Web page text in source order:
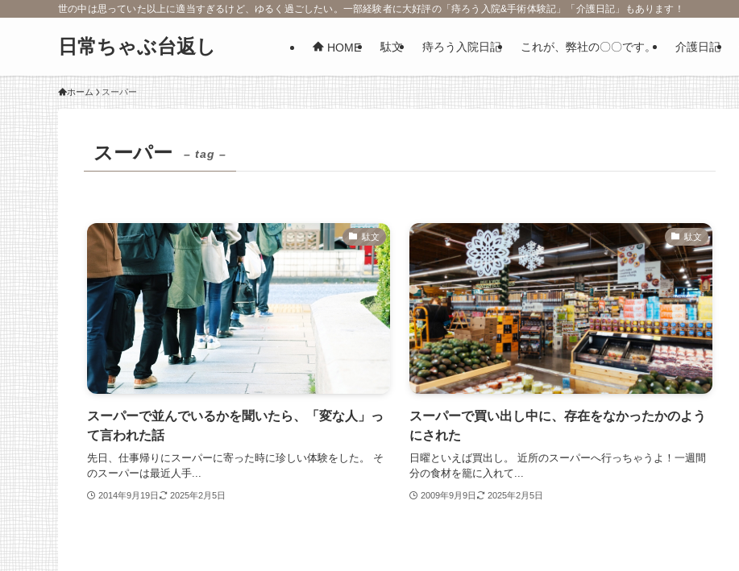
世の中は思っていた以上に適当すぎるけど、ゆるく過ごしたい。一部経験者に大好評の「痔ろう入院&手術体験記」「介護日記」もあります！
日常ちゃぶ台返し HOME 駄文 痔ろう入院日記 これが、弊社の〇〇です。 介護日記
ホーム スーパー
スーパー – tag –
駄文
スーパーで並んでいるかを聞いたら、「変な人」っ
て言われた話
先日、仕事帰りにスーパーに寄った時に珍しい体験をした。 そ
のスーパーは最近人手...
2014年9月19日 2025年2月5日
駄文
スーパーで買い出し中に、存在をなかったかのよう
にされた
日曜といえば買出し。 近所のスーパーへ行っちゃうよ！一週間
分の食材を籠に入れて...
2009年9月9日 2025年2月5日